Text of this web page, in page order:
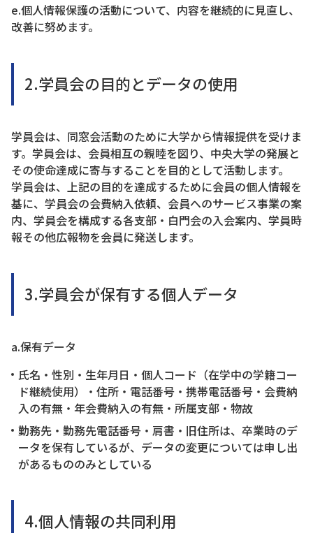
e.個人情報保護の活動について、内容を継続的に見直し、
改善に努めます。
2.学員会の目的とデータの使用
学員会は、同窓会活動のために大学から情報提供を受けま
す。学員会は、会員相互の親睦を図り、中央大学の発展と
その使命達成に寄与することを目的として活動します。
学員会は、上記の目的を達成するために会員の個人情報を
基に、学員会の会費納入依頼、会員へのサービス事業の案
内、学員会を構成する各支部・白門会の入会案内、学員時
報その他広報物を会員に発送します。
3.学員会が保有する個人データ
a.保有データ
氏名・性別・生年月日・個人コード（在学中の学籍コー
ド継続使用）・住所・電話番号・携帯電話番号・会費納
入の有無・年会費納入の有無・所属支部・物故
勤務先・勤務先電話番号・肩書・旧住所は、卒業時のデ
ータを保有しているが、データの変更については申し出
があるもののみとしている
4.個人情報の共同利用